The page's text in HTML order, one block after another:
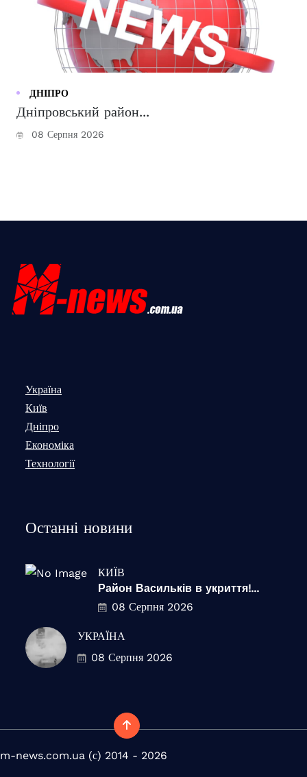
ДНІПРО
Дніпровський район...
08 Серпня 2026
Україна
Київ
Дніпро
Економіка
Технології
Останні новини
КИЇВ
Район Васильків в укриття!...
08 Серпня 2026
УКРАЇНА
08 Серпня 2026
m-news.com.ua (с) 2014 - 2026